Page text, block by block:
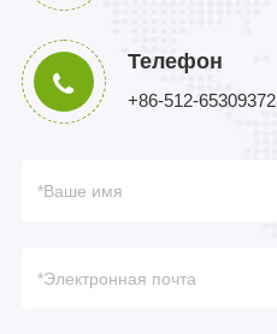
Телефон
+86-512-65309372